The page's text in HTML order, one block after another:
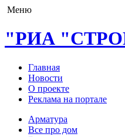
Меню
"РИА
Главная
Новости
О проекте
Реклама на портале
Арматура
Все про дом